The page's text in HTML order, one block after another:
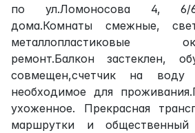
по ул.Ломоносова 4, 6/6
дома.Комнаты смежные,
металлопластиковые
ремонт.Балкон застеклен,
совмещен,счетчик на
необходимое для
ухоженное. Прекрасная
маршрутки и